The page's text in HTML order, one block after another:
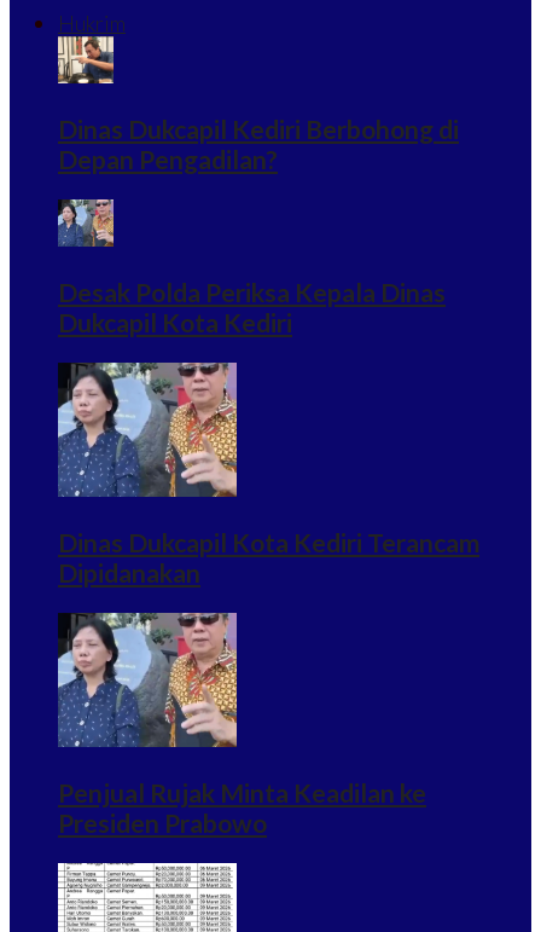
Hukrim
Dinas Dukcapil Kediri Berbohong di
Depan Pengadilan?
Desak Polda Periksa Kepala Dinas
Dukcapil Kota Kediri
Dinas Dukcapil Kota Kediri Terancam
Dipidanakan
Penjual Rujak Minta Keadilan ke
Presiden Prabowo